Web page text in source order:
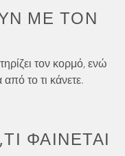
ΜΕ ΤΟΝ
τον κορμό, ενώ
το τι κάνετε.
ΦΑΊΝΕΤΑΙ